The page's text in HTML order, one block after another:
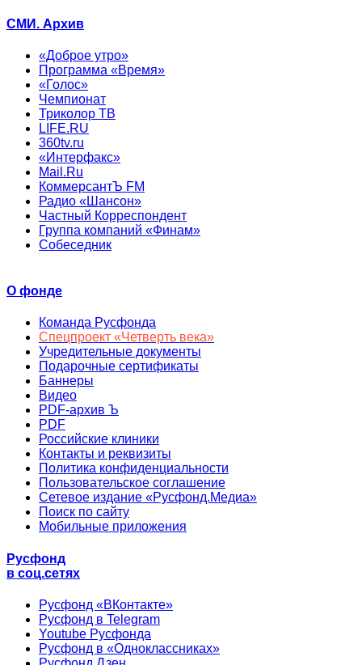
СМИ. Архив
«Доброе утро»
Программа «Время»
«Голос»
Чемпионат
Триколор ТВ
LIFE.RU
360tv.ru
«Интерфакс»
Mail.Ru
КоммерсантЪ FM
Радио «Шансон»
Частный Корреспондент
Группа компаний «Финам»
Собеседник
О фонде
Команда Русфонда
Спецпроект «Четверть века»
Учредительные документы
Подарочные сертификаты
Баннеры
Видео
PDF-архив Ъ
PDF
Российские клиники
Контакты и реквизиты
Политика конфиденциальности
Пользовательское соглашение
Сетевое издание «Русфонд.Медиа»
Поиск по сайту
Мобильные приложения
Русфонд
в соц.сетях
Русфонд «ВКонтакте»
Русфонд в Telegram
Youtube Русфонда
Русфонд в «Одноклассниках»